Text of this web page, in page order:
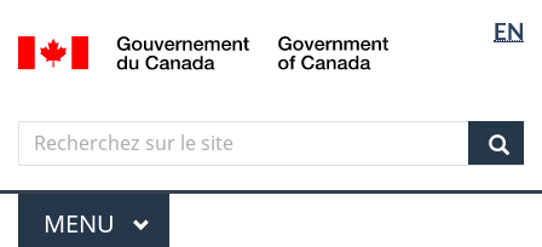
Aller
au
principal
Skip
to
government"
Passer
à
version
simplifiée
langue
EN
Canada
Search
Recherchez
sur
le
site
Menu
MENU PRINCIPAL